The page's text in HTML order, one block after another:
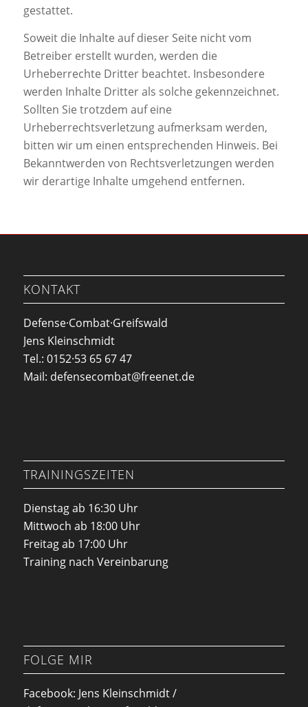
gestattet.
Soweit die Inhalte auf dieser Seite nicht vom
Betreiber erstellt wurden, werden die
Urheberrechte Dritter beachtet. Insbesondere
werden Inhalte Dritter als solche gekennzeichnet.
Sollten Sie trotzdem auf eine
Urheberrechtsverletzung aufmerksam werden,
bitten wir um einen entsprechenden Hinweis. Bei
Bekanntwerden von Rechtsverletzungen werden
wir derartige Inhalte umgehend entfernen.
KONTAKT
Defense·Combat·Greifswald
Jens Kleinschmidt
Tel.: 0152·53 65 67 47
Mail: defensecombat@freenet.de
TRAININGSZEITEN
Dienstag ab 16:30 Uhr
Mittwoch ab 18:00 Uhr
Freitag ab 17:00 Uhr
Training nach Vereinbarung
FOLGE MIR
Facebook: Jens Kleinschmidt /